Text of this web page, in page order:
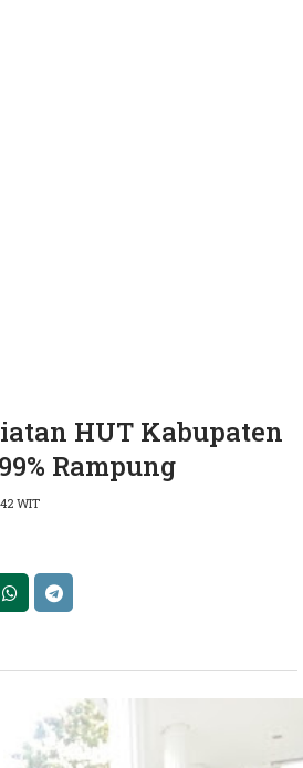
HUT Kabupaten
Rampung
WIT